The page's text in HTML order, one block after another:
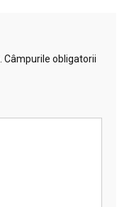
Câmpurile obligatorii